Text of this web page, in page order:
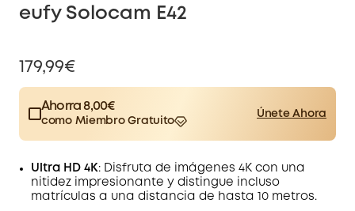
eufy Solocam E42
179,99€
Ahorra 8,00€
como Miembro Gratuito
Únete Ahora
$15.00 /mes
worth more than 8,00€
Other Benefits
Ultra HD 4K: Disfruta de imágenes 4K con una
nitidez impresionante y distingue incluso
matrículas a una distancia de hasta 10 metros.